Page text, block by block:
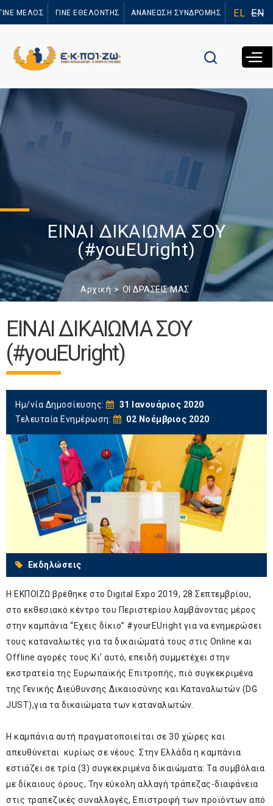
προς το
ΜΕΛΟΣ ΓΙΝΕ ΕΘΕΛΟΝΤΗΣ ΑΝΑΝΕΩΣΗ ΣΥΝΔΡΟΜΗΣ EL EN
ΕΙΝΑΙ ΔΙΚΑΙΩΜΑ ΣΟΥ
(#youEUright)
Αρχική ΟΙ ΔΡΑΣΕΙΣ ΜΑΣ
ΕΙΝΑΙ ΔΙΚΑΙΩΜΑ ΣΟΥ
(#youEUright)
Ημ/νία Δημοσίευσης:
31 Ιανουάριος 2020
Τελευταία Ενημέρωση:
02 Νοέμβριος 2020
Εκδηλώσεις
Η ΕΚΠΟΙΖΩ βρέθηκε στο Digital Expo 2019, 28 Σεπτεμβρίου,
στο εκθεσιακό κέντρο του Περιστερίου λαμβάνοντας μέρος
στην καμπάνια “Εχεις δίκιο” #yourEUright για να ενημερώσει
τους καταναλωτές για τα δικαιώματά τους στις Online και
Offline αγορές τους.Κι' αυτό, επειδή συμμετέχει στην
εκστρατεία της Ευρωπαϊκής Επιτροπής, πιό συγκεκριμένα
της Γενικής Διεύθυνσης Δικαιοσύνης και Καταναλωτών (DG
JUST),για τα δικαιώματα των καταναλωτών.
Η καμπάνια αυτή πραγματοποιείται σε 30 χώρες και
απευθύνεται κυρίως σε νέους. Στην Ελλάδα η καμπάνια
εστιάζει σε τρία (3) συγκεκριμένα δικαιώματα: Τα συμβόλαια
με δίκαιους όρους, Την εύκολη αλλαγή τράπεζας-διαφάνεια
στις τραπεζικές συναλλαγές, Επιστροφή των προϊόντων από